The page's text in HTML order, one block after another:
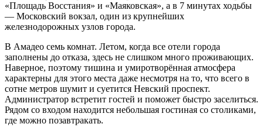
«Площадь Восстания» и «Маяковская», а в 7 минутах ходьбы
— Московский вокзал, один из крупнейших
железнодорожных узлов города.
В Амадео семь комнат. Летом, когда все отели города
заполнены до отказа, здесь не слишком много проживающих.
Наверное, поэтому тишина и умиротворённая атмосфера
характерны для этого места даже несмотря на то, что всего в
сотне метров шумит и суетится Невский проспект.
Администратор встретит гостей и поможет быстро заселиться.
Рядом со входом находится небольшая гостиная со столиками,
где можно позавтракать.